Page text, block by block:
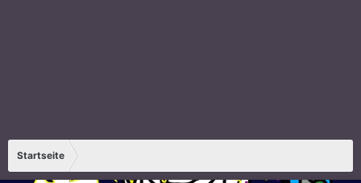
Startseite